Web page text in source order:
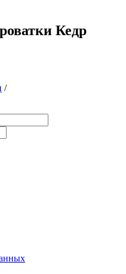
Кедр
/